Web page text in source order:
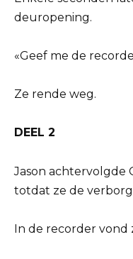
deuropening.
«Geef me de
Ze rende weg.
DEEL 2
Jason achtervolgde
totdat ze de
In de recorder vond